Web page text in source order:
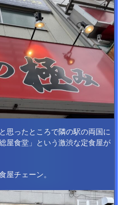
思ったところで隣の駅の両国に
屋食堂」という激渋な定食屋が
屋チェーン。